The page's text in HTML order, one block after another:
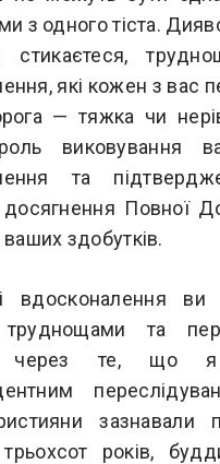
з одного тіста.
які кожен з вас
— тяжка чи
роль виковування
та
Повної
ваших здобутків.
вдосконалення ви
труднощами та
через те, що
зазнавали
років,